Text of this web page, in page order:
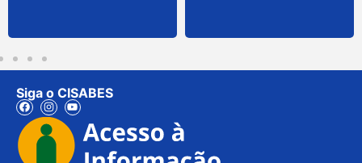
Siga o CISABES